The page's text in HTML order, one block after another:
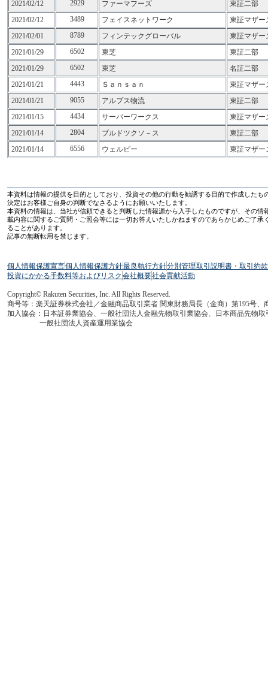
2021/02/12
2929 ファーマフーズ
東証二部
2021/02/12
3489 フェイスネットワーク
東証マザー
2021/02/01
8789 フィンテックグローバル
東証マザー
2021/01/29
6502 東芝
東証二部
2021/01/29
6502 東芝
名証二部
2021/01/21
4443 Ｓａｎｓａｎ
東証マザー
2021/01/21
9055 アルプス物流
東証二部
2021/01/15
4434 サーバーワークス
東証マザー
2021/01/14
2804 ブルドツクソ－ス
東証二部
2021/01/14
6556 ウェルビー 東証マザー
本資料は情報の提供を目的としており、投資その他の行動を勧誘する目的で作成した
決定はお客様ご自身の判断でなさるようにお願いいたします。
本資料の情報は、当社が信頼できると判断した情報源から入手したものですが、その
載内容に関するご質問・ご照会等には一切お答えいたしかねますのであらかじめご了
ることがあります。
記事の無断転用を禁じます。
個人情報保護宣言個人情報保護方針最良執行方針分別管理取引説明書・取引約
投資にかかる手数料等およびリスク 会社概要社会貢献活動
Copyright© Rakuten Securities, Inc. All Rights Reserved.
商号等：楽天証券株式会社／金融商品取引業者 関東財務局長（金商）第195号、
加入協会：日本証券業協会、一般社団法人金融先物取引業協会、日本商品先物
一般社団法人資産運用業協会